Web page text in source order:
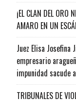
¡EL CLAN DEL ORO
AMARO EN UN
Juez Elisa Josefina
empresario
impunidad sacude
TRIBUNALES DE